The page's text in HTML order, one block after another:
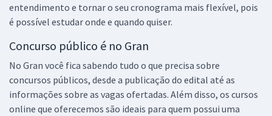
entendimento e tornar o seu cronograma mais flexível, pois
é possível estudar onde e quando quiser.
Concurso público é no Gran
No Gran você fica sabendo tudo o que precisa sobre
concursos públicos, desde a publicação do edital até as
informações sobre as vagas ofertadas. Além disso, os cursos
online que oferecemos são ideais para quem possui uma